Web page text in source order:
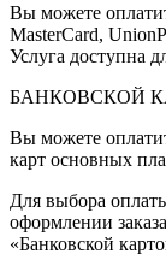
Вы можете
MasterCard,
Услуга доступна
БАНКОВСКОЙ
Вы можете
карт основных
Для выбора
оформлении
«Банковской